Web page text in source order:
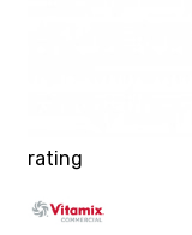
rating